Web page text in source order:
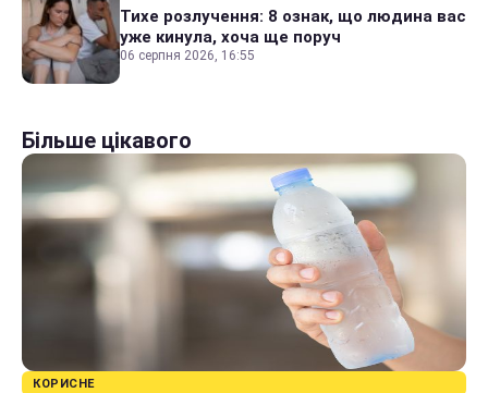
Тихе розлучення: 8 ознак, що людина вас
уже кинула, хоча ще поруч
06 серпня 2026, 16:55
Більше цікавого
КОРИСНЕ